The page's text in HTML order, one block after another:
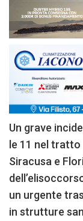
Un grave
le 11 nel tratto
Siracusa e
un urgente
in strutture